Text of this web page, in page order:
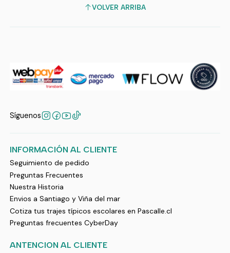
VOLVER ARRIBA
Síguenos
INFORMACIÓN AL CLIENTE
Seguimiento de pedido
Preguntas Frecuentes
Nuestra Historia
Envios a Santiago y Viña del mar
Cotiza tus trajes típicos escolares en Pascalle.cl
Preguntas frecuentes CyberDay
ANTENCION AL CLIENTE